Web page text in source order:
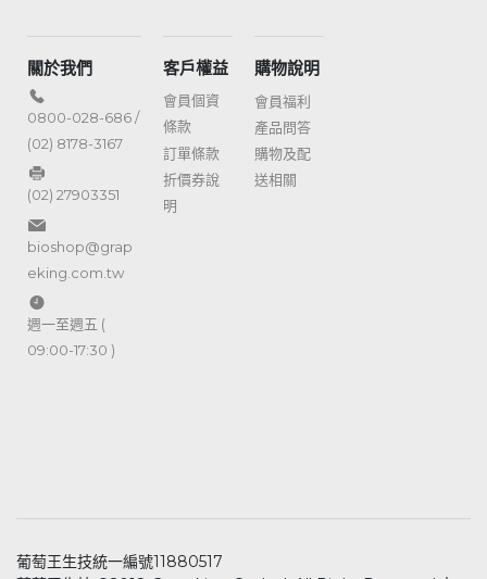
關於我們
0800-028-686 /
(02) 8178-3167
(02) 27903351
bioshop@grap
eking.com.tw
週一至週五 (
09:00-17:30 )
客戶權益
會員個資
條款
訂單條款
折價券說
明
購物說明
會員福利
產品問答
購物及配
送相關
葡萄王生技統一編號11880517